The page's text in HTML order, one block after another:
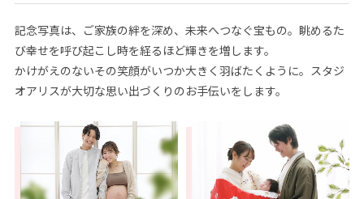
記念写真は、ご家族の絆を深め、未来へつなぐ宝もの。眺めるた
び幸せを呼び起こし時を経るほど輝きを増します。
かけがえのないその笑顔がいつか大きく羽ばたくように。スタジ
オアリスが大切な思い出づくりのお手伝いをします。